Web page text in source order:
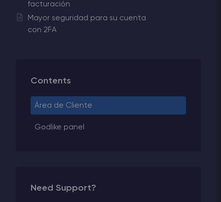
facturación
Mayor seguridad para su cuenta
con 2FA
Contents
Área de Cliente
Godlike panel
Need Support?